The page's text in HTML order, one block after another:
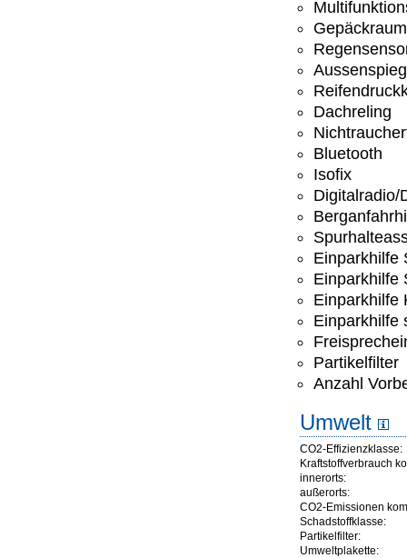
Dachreling
Bluetooth
Isofix
Digitalradio/
Einparkhilfe
Einparkhilfe
Einparkhilfe
Einparkhilfe
Partikelfilter
Anzahl
Umwelt
CO2-Effizienzklasse:
Kraftstoffverbrauch
innerorts:
außerorts:
CO2-Emissionen
Schadstoffklasse:
Partikelfilter:
Umweltplakette: